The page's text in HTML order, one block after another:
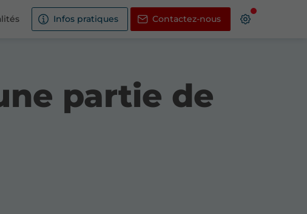
Infos pratiques Contactez-nous
partie de